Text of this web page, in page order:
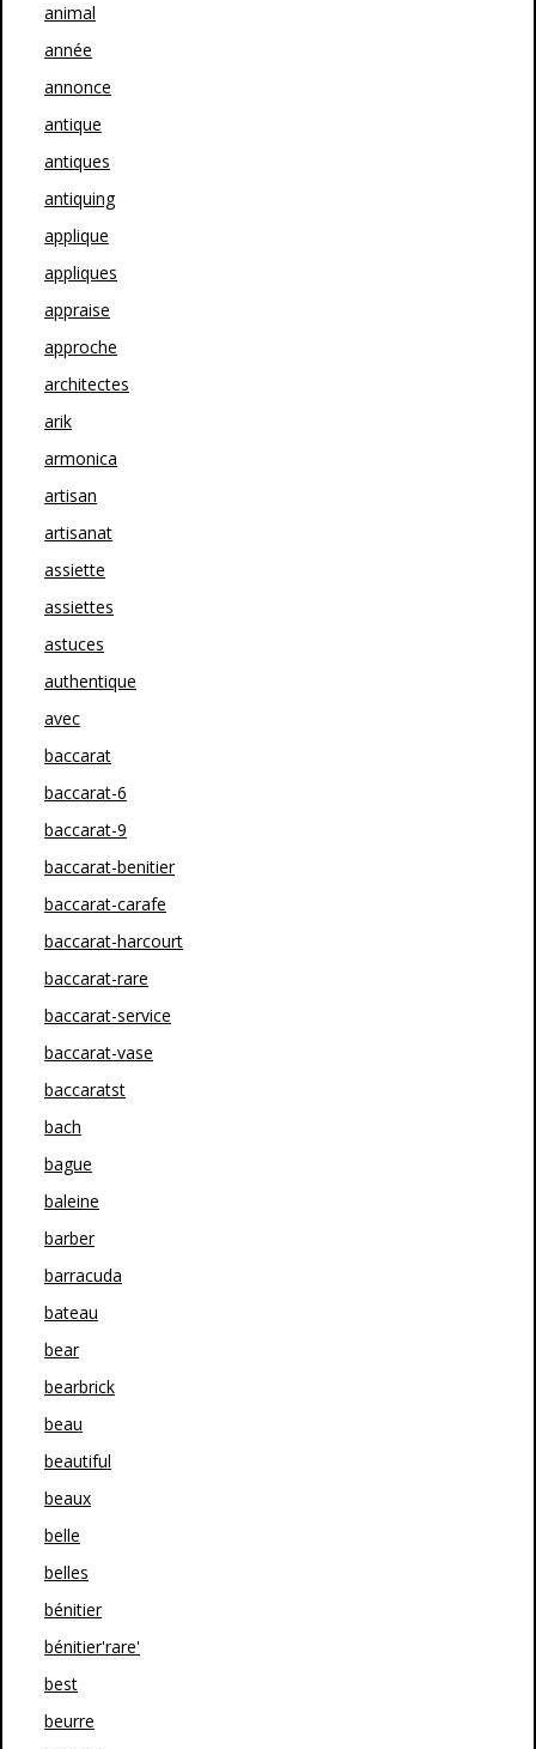
animal
année
annonce
antique
antiques
antiquing
applique
appliques
appraise
approche
architectes
arik
armonica
artisan
artisanat
assiette
assiettes
astuces
authentique
avec
baccarat
baccarat-6
baccarat-9
baccarat-benitier
baccarat-carafe
baccarat-harcourt
baccarat-rare
baccarat-service
baccarat-vase
baccaratst
bach
bague
baleine
barber
barracuda
bateau
bear
bearbrick
beau
beautiful
beaux
belle
belles
bénitier
bénitier'rare'
best
beurre